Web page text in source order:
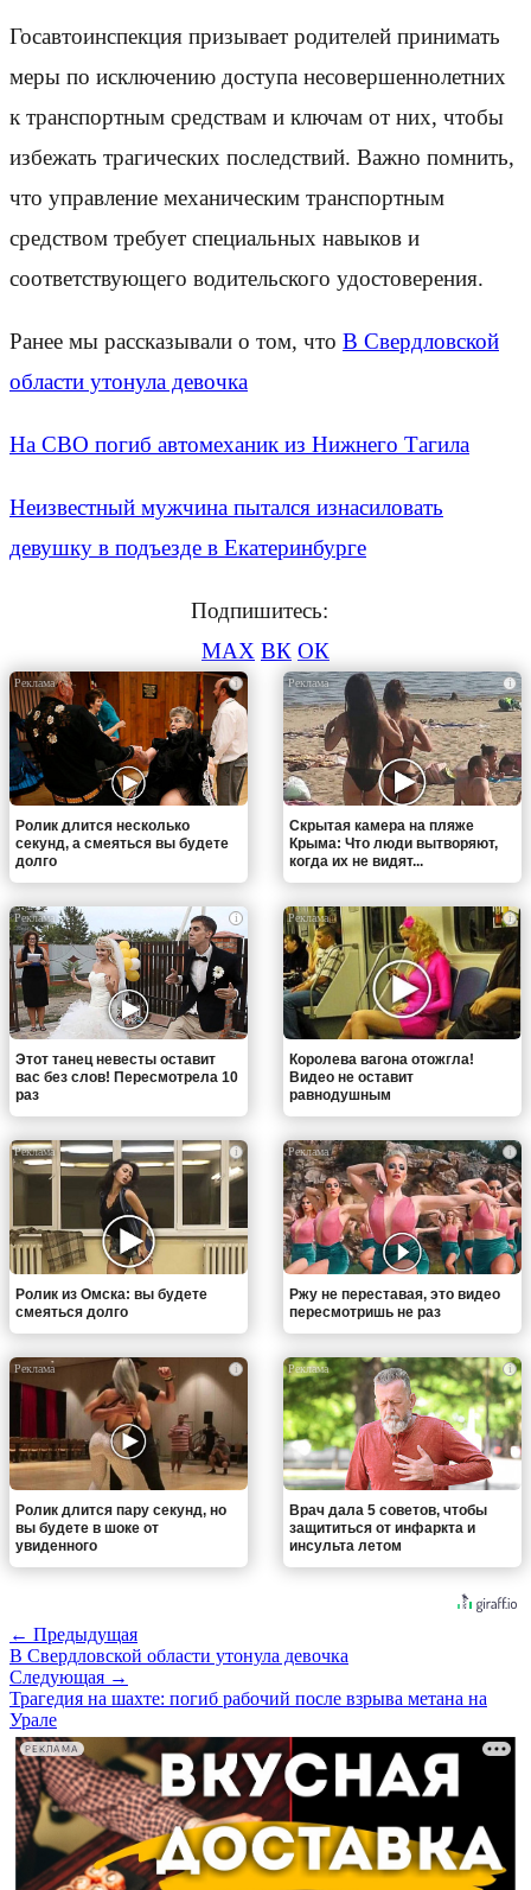
Госавтоинспекция призывает родителей принимать
меры по исключению доступа несовершеннолетних
к транспортным средствам и ключам от них, чтобы
избежать трагических последствий. Важно помнить,
что управление механическим транспортным
средством требует специальных навыков и
соответствующего водительского удостоверения.
Ранее мы рассказывали о том, что В Свердловской
области утонула девочка
На СВО погиб автомеханик из Нижнего Тагила
Неизвестный мужчина пытался изнасиловать
девушку в подъезде в Екатеринбурге
Подпишитесь:
MAX ВК ОК
i
Ролик длится несколько
секунд, а смеяться вы будете
долго
i
Скрытая камера на пляже
Крыма: Что люди вытворяют,
когда их не видят...
i
Этот танец невесты оставит
вас без слов! Пересмотрела 10
раз
i
Королева вагона отожгла!
Видео не оставит
равнодушным
i
Ролик из Омска: вы будете
смеяться долго
i
Ржу не переставая, это видео
пересмотришь не раз
i
Ролик длится пару секунд, но
вы будете в шоке от
увиденного
i
Врач дала 5 советов, чтобы
защититься от инфаркта и
инсульта летом
← Предыдущая
В Свердловской области утонула девочка
Следующая →
Трагедия на шахте: погиб рабочий после взрыва метана на
Урале
РЕКЛАМА